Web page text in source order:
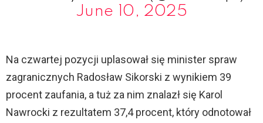
June 10, 2025
Na czwartej pozycji uplasował się minister spraw
zagranicznych Radosław Sikorski z wynikiem 39
procent zaufania, a tuż za nim znalazł się Karol
Nawrocki z rezultatem 37,4 procent, który odnotował